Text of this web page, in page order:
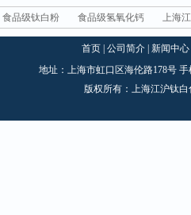
食品级钛白粉 食品级氢氧化钙 上海
首页 公司简介 新闻中心
地址：上海市虹口区海伦路178号 手
版权所有：上海江沪钛